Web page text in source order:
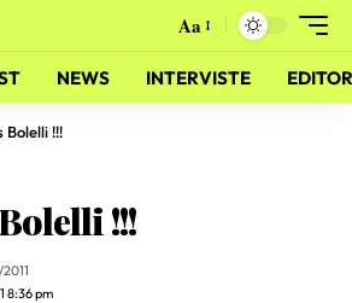
Aa
NEWS INTERVISTE
Bolelli !!!
!!!
8:36 pm